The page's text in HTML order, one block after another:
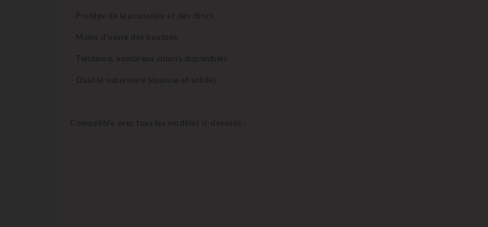
- Protège de la poussière et des chocs
- Moins d'usure des boutons
- Tendance, nombreux coloris disponibles
- Qualité supérieure (épaisse et solide)
Compatible avec tous les modèles ci-dessous :